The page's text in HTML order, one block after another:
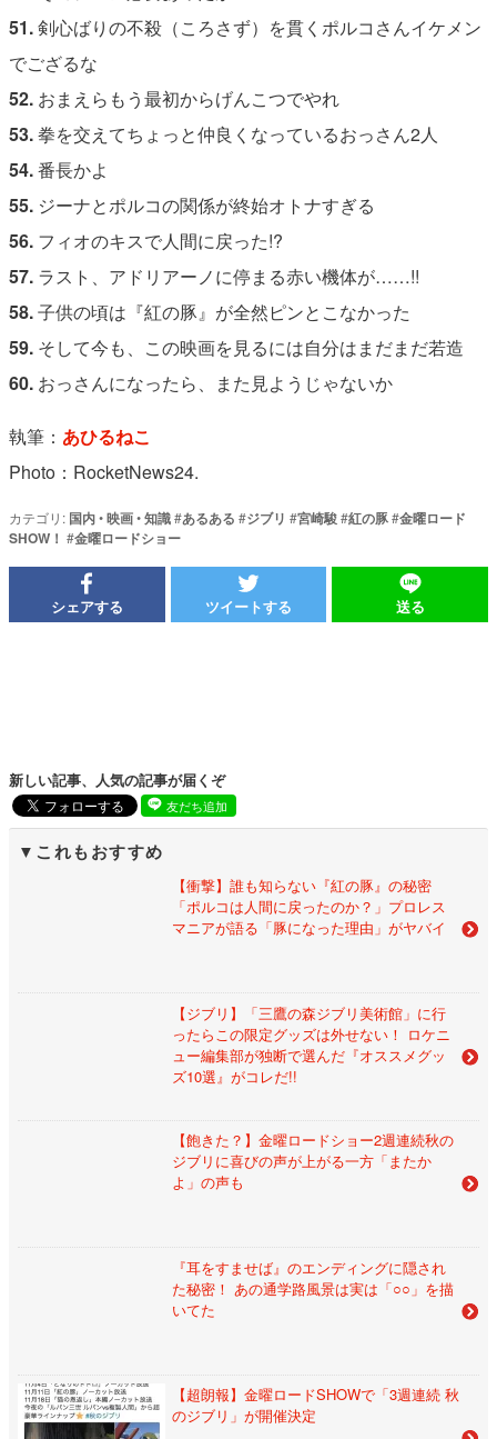
51.剣心ばりの不殺（ころさず）を貫くポルコさんイケメン
でござるな
52.おまえらもう最初からげんこつでやれ
53.拳を交えてちょっと仲良くなっているおっさん2人
54.番長かよ
55.ジーナとポルコの関係が終始オトナすぎる
56.フィオのキスで人間に戻った!?
57.ラスト、アドリアーノに停まる赤い機体が……!!
58.子供の頃は『紅の豚』が全然ピンとこなかった
59.そして今も、この映画を見るには自分はまだまだ若造
60.おっさんになったら、また見ようじゃないか
執筆： あひるねこ
Photo：RocketNews24.
カテゴリ: 国内•映画•知識#あるある #ジブリ #宮崎駿#紅の豚#金曜ロード
SHOW！ #金曜ロードショー
シェアする ツイートする 送る
新しい記事、人気の記事が届くぞ
友だち追加
これもおすすめ
【衝撃】誰も知らない『紅の豚』の秘密
「ポルコは人間に戻ったのか？」プロレス
マニアが語る「豚になった理由」がヤバイ
【ジブリ】「三鷹の森ジブリ美術館」に行
ったらこの限定グッズは外せない！ ロケニ
ュー編集部が独断で選んだ『オススメグッ
ズ10選』がコレだ!!
【飽きた？】金曜ロードショー2週連続秋の
ジブリに喜びの声が上がる一方「またか
よ」の声も
『耳をすませば』のエンディングに隠され
た秘密！ あの通学路風景は実は「○○」を描
いてた
【超朗報】金曜ロードSHOWで「3週連続 秋
のジブリ」が開催決定